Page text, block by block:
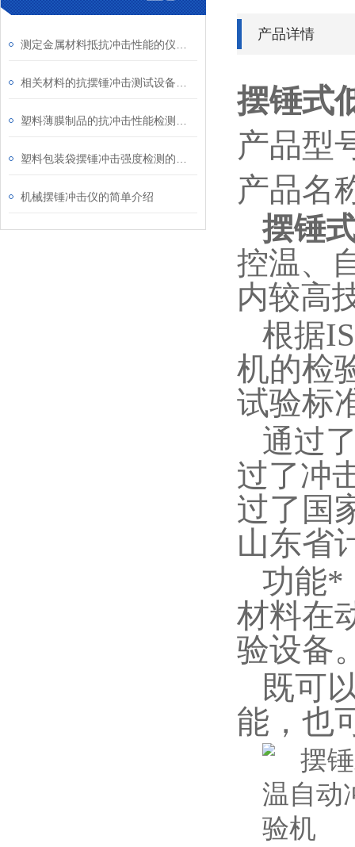
机械摆锤冲击仪的简单介绍
产品详情
摆锤式
产品型
产品名
摆锤
控温、
内较高
根据
机的检
试验标
通过
过了冲
过了国
山东省
功能*
材料在
验设备
既可
能，也